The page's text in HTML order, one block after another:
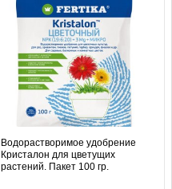
Водорастворимое удобрение
Кристалон для цветущих
растений. Пакет 100 гр.